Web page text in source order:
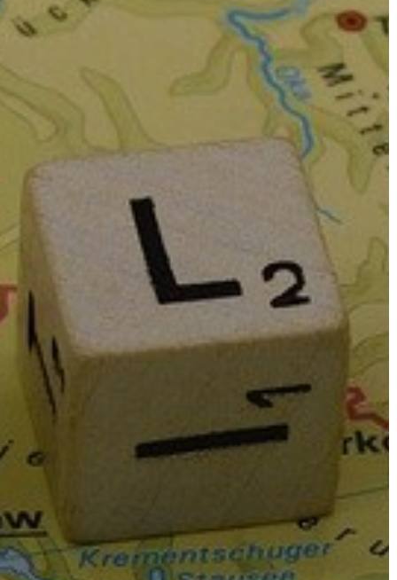
RENDELETEK
ÉPÜLŐ
VÁROS
FEJLESZTÉSEK
KÖRNYEZETVÉDELEM
TELEPÜLÉSRENDEZÉS
ÉS
KONCEPCIÓK